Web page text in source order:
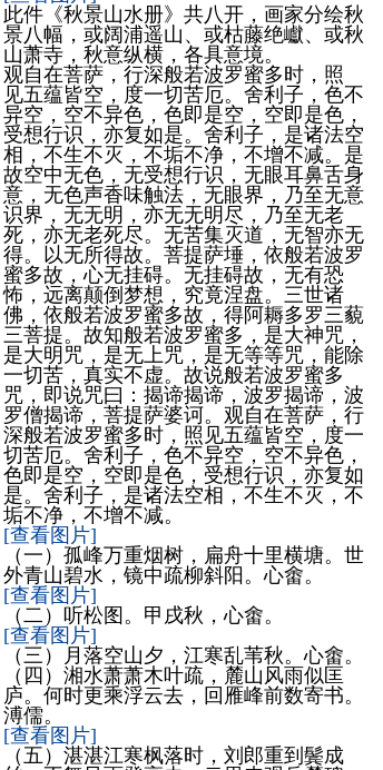
此件《秋景山水册》共八开，画家分绘秋
景八幅，或阔浦遥山、或枯藤绝巘、或秋
山萧寺，秋意纵横，各具意境。
观自在菩萨，行深般若波罗蜜多时，照
见五蕴皆空，度一切苦厄。舍利子，色不
异空，空不异色，色即是空，空即是色，
受想行识，亦复如是。舍利子，是诸法空
相，不生不灭，不垢不净，不增不减。是
故空中无色，无受想行识，无眼耳鼻舌身
意，无色声香味触法，无眼界，乃至无意
识界，无无明，亦无无明尽，乃至无老
死，亦无老死尽。无苦集灭道，无智亦无
得。以无所得故。菩提萨埵，依般若波罗
蜜多故，心无挂碍。无挂碍故，无有恐
怖，远离颠倒梦想，究竟涅盘。三世诸
佛，依般若波罗蜜多故，得阿耨多罗三藐
三菩提。故知般若波罗蜜多，是大神咒，
是大明咒，是无上咒，是无等等咒，能除
一切苦，真实不虚。故说般若波罗蜜多
咒，即说咒曰：揭谛揭谛，波罗揭谛，波
罗僧揭谛，菩提萨婆诃。观自在菩萨，行
深般若波罗蜜多时，照见五蕴皆空，度一
切苦厄。舍利子，色不异空，空不异色，
色即是空，空即是色，受想行识，亦复如
是。舍利子，是诸法空相，不生不灭，不
垢不净，不增不减。
[查看图片]
（一）孤峰万重烟树，扁舟十里横塘。世
外青山碧水，镜中疏柳斜阳。心畬。
[查看图片]
（二）听松图。甲戌秋，心畬。
[查看图片]
（三）月落空山夕，江寒乱苇秋。心畬。
（四）湘水萧萧木叶疏，麓山风雨似匡
庐。何时更乘浮云去，回雁峰前数寄书。
溥儒。
[查看图片]
（五）湛湛江寒枫落时，刘郎重到鬓成